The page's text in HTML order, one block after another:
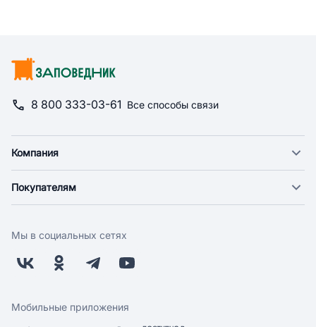
8 800 333-03-61 Все способы связи
Компания
Новости
Поставщикам
Заводчикам
Обратная связь
Покупателям
Оплата
Бонусная программа
Скидки и акции
Мы в социальных сетях
Мобильные приложения